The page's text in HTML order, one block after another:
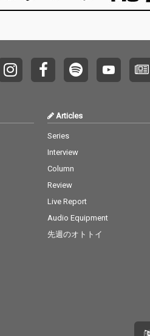
Articles
Series
Interview
Column
Review
Live Report
Audio Equipment
先週のオトトイ